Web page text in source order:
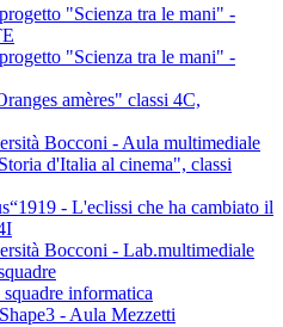
"Scienza tra le mani" -
"Scienza tra le mani" -
amères" classi 4C,
Bocconi - Aula multimediale
d'Italia al cinema", classi
- L'eclissi che ha cambiato il
Bocconi - Lab.multimediale
informatica
- Aula Mezzetti